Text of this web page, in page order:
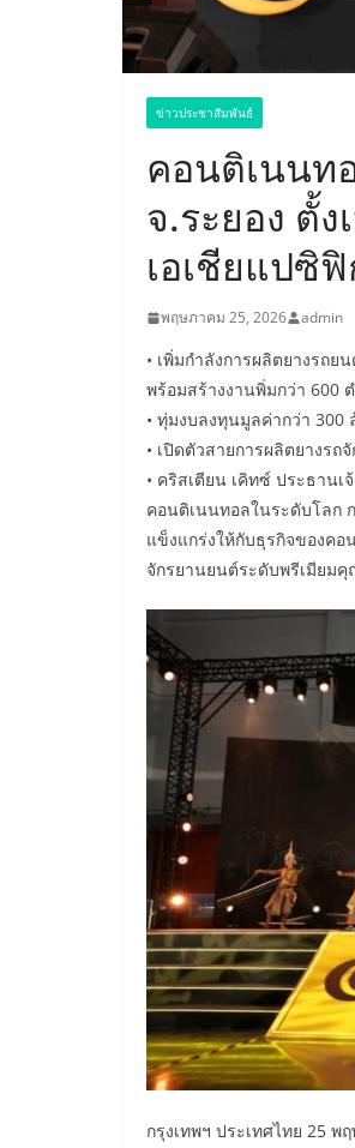
ข่าวประชาสัมพันธ์
คอนติเนนท
จ.ระยอง ตั้
เอเชียแปซิ
พฤษภาคม 25, 2026 admin
• เพิ่มกำลังการผลิตยางรถ
พร้อมสร้างงานพิ่มกว่า 600
• ทุ่มงบลงทุนมูลค่ากว่า
• เปิดตัวสายการผลิตยางรถ
• คริสเตียน เคิทซ์ ประธาน
คอนติเนนทอลในระดับโลก
แข็งแกร่งให้กับธุรกิจของค
จักรยานยนต์ระดับพรีเมียม
กรุงเทพฯ ประเทศไทย 25